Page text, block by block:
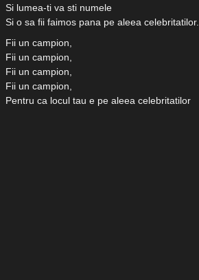
Si lumea-ti va sti numele
Si o sa fii faimos pana pe aleea celebritatilor.
Fii un campion,
Fii un campion,
Fii un campion,
Fii un campion,
Pentru ca locul tau e pe aleea celebritatilor